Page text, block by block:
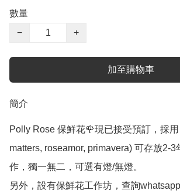
數量
−
+
加至購物車
簡介
Polly Rose 保鮮花🌹現已接受預訂，採
matters, roseamor, primavera) 可存放2-3
作，獨一無二，可選有燈/無燈。
另外，設有保鮮花工作坊，查詢